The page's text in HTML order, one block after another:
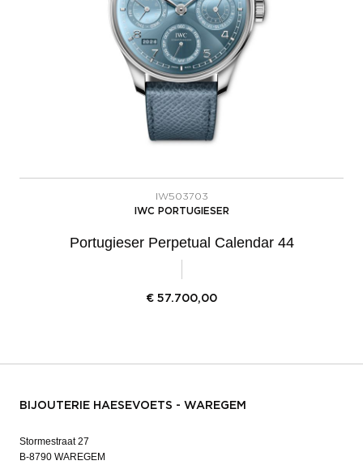
IW503703
IWC PORTUGIESER
Portugieser Perpetual Calendar 44
€ 57.700,00
BIJOUTERIE HAESEVOETS - WAREGEM
Stormestraat 27
B-8790 WAREGEM